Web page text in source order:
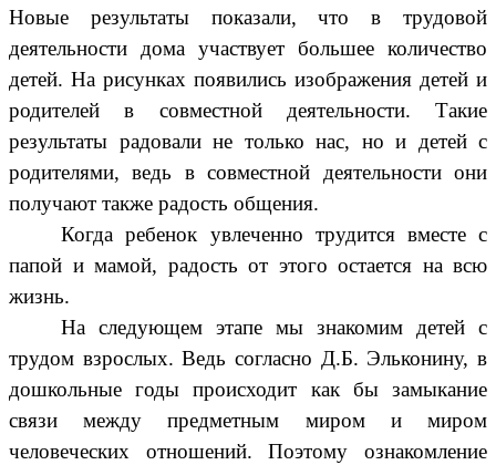
Новые результаты показали, что в трудовой
деятельности дома участвует большее количество
детей. На рисунках появились изображения детей и
родителей в совместной деятельности. Такие
результаты радовали не только нас, но и детей с
родителями, ведь в совместной деятельности они
получают также радость общения.
Когда ребенок увлеченно трудится вместе с
папой и мамой, радость от этого остается на всю
жизнь.
На следующем этапе мы знакомим детей с
трудом взрослых. Ведь согласно Д.Б. Эльконину, в
дошкольные годы происходит как бы замыкание
связи между предметным миром и миром
человеческих отношений. Поэтому ознакомление